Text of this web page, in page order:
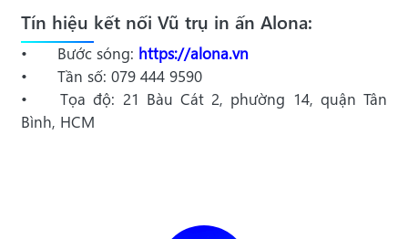
Tín hiệu kết nối Vũ trụ in ấn Alona:
• Bước sóng: https://alona.vn
•
Tần số: 079 444 9590
•
Tọa độ: 21 Bàu Cát 2, phường 14, quận Tân
Bình, HCM